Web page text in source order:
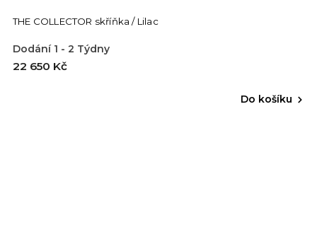
THE COLLECTOR skříňka / Lilac
Dodání 1 - 2 Týdny
22 650 Kč
Do košíku